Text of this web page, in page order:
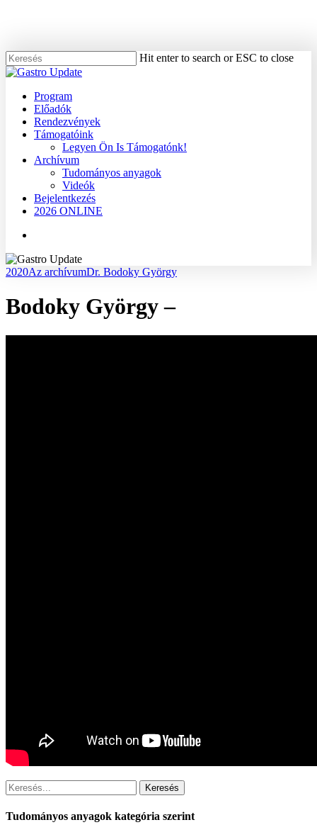
content
Hit enter to search or ESC to close
Close
Menu
Program
Előadók
Rendezvények
Támogatóink
Legyen Ön Is Támogatónk!
Archívum
Tudományos anyagok
Videók
Bejelentkezés
2026 ONLINE
2020Az archívumDr. Bodoky György
Bodoky György –
Keresés
Tudományos anyagok kategória szerint